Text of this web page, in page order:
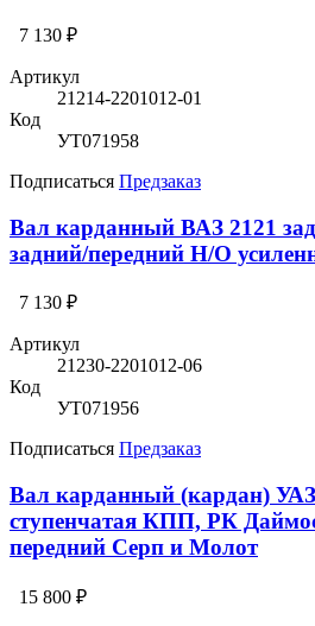
7 130 ₽
Артикул
21214-2201012-01
Код
УТ071958
Подписаться Предзаказ
Вал карданный ВАЗ 2121
задний/передний Н/О
7 130 ₽
Артикул
21230-2201012-06
Код
УТ071956
Подписаться Предзаказ
Вал карданный (кардан)
ступенчатая КПП, РК
передний Серп и Молот
15 800 ₽